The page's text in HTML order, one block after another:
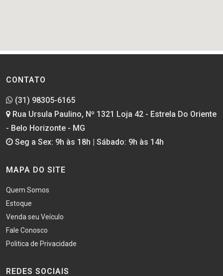
CONTATO
(31) 98305-6165
Rua Ursula Paulino, Nº 1321 Loja 42 - Estrela Do Oriente
- Belo Horizonte - MG
Seg a Sex: 9h às 18h | Sábado: 9h às 14h
MAPA DO SITE
Quem Somos
Estoque
Venda seu Veículo
Fale Conosco
Politica de Privacidade
REDES SOCIAIS